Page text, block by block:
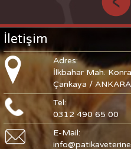
İletişim
Adres:
İlkbahar Mah.
Çankaya / ANKARA
Tel:
0312 490 65 00
E-Mail: